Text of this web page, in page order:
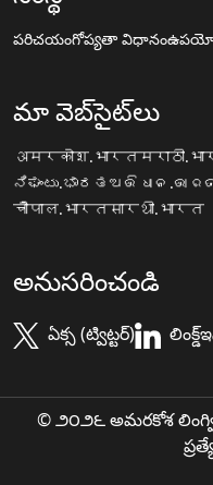
పరిచయంగోప్యతా విధానం
మా వెబ్‌సైట్‌లు
अमरकोश.भारत
ನಿಘಂಟು.ಭಾರತ
चौपाल.भारतसारथी.भारत
అనుసరించండి
ఏక్స (ట్విట్టర్)
© ౨౦౨౬ అమరకోశ